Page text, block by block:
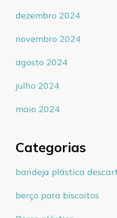
dezembro 2024
novembro 2024
agosto 2024
julho 2024
maio 2024
Categorias
bandeja plástica
berço para biscoitos